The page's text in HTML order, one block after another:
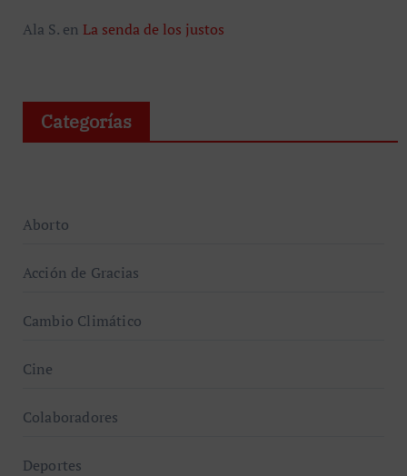
Ala S.en La senda de los justos
Categorías
Aborto
Acción de Gracias
Cambio Climático
Cine
Colaboradores
Deportes